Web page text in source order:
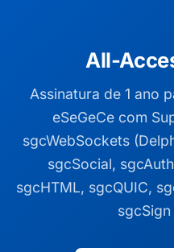
All-
Assinatura de 1 ano
eSeGeCe com
sgcWebSockets
sgcSocial,
sgcHTML, sgcQUIC,